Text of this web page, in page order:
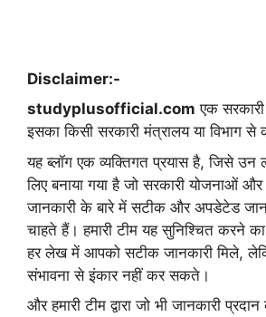
Disclaimer:-
studyplusofficial.com एक
इसका किसी सरकारी मंत्रालय या विभाग से
यह ब्लॉग एक व्यक्तिगत प्रयास है, जिसे उन
लिए बनाया गया है जो सरकारी योजनाओं
जानकारी के बारे में सटीक और अपडेटेड
चाहते हैं। हमारी टीम यह सुनिश्चित करने
हर लेख में आपको सटीक जानकारी मिले,
संभावना से इंकार नहीं कर सकते।
और हमारी टीम द्वारा जो भी जानकारी